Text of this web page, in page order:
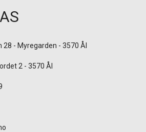
- Myregarden - 3570 Ål
2 - 3570 Ål